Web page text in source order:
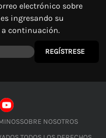
electrónico sobre
ingresando su
a continuación.
REGÍSTRESE
SOBRE NOSOTROS